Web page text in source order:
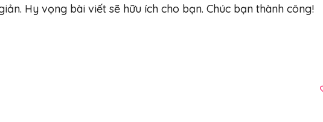
Hy vọng bài viết sẽ hữu ích cho bạn. Chúc bạn thành công!